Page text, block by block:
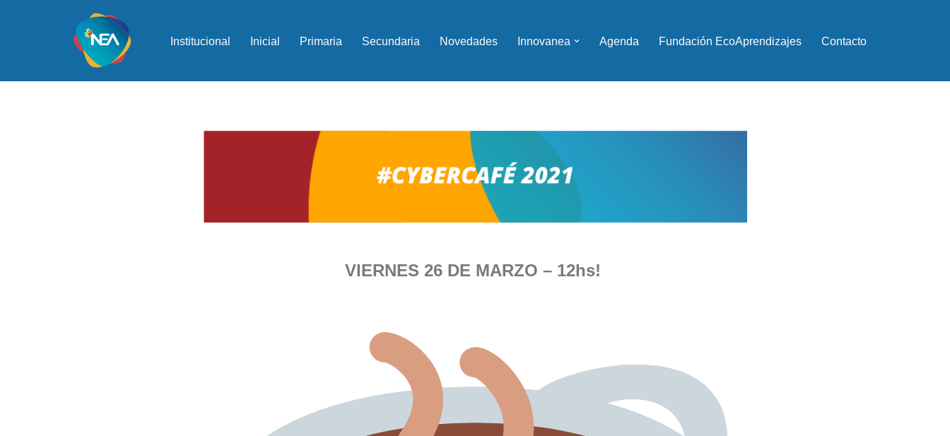
Institucional Inicial Primaria Secundaria Novedades Innovanea Agenda Fundación EcoAprendizajes Contacto
VIERNES 26 DE MARZO – 12hs!